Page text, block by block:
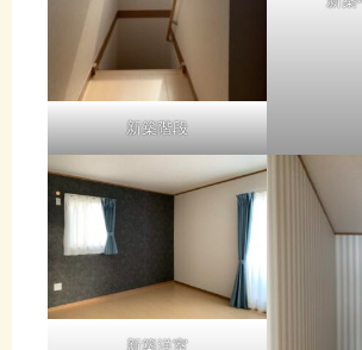
新築階段
新築洋室